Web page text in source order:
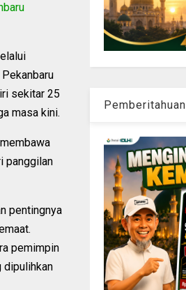
sekitar 25
masa kini.
panggilan
pentingnya
pemimpin
dipulihkan
Pemberitahuan